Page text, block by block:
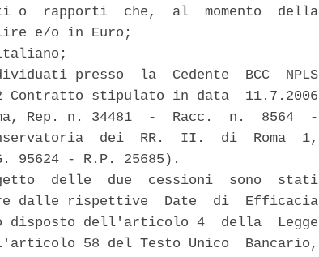
o  rapporti  che,  al  momento  della
e/o in Euro;
presso  la  Cedente  BCC  NPLS
Contratto stipulato in data  11.7.2006
Rep. n. 34481  -  Racc.  n.  8564  -
dei  RR.  II.  di  Roma  1,
95624 - R.P. 25685).
delle  due  cessioni  sono  stati
dalle rispettive  Date  di  Efficacia
disposto dell'articolo 4  della  Legge
58 del Testo Unico  Bancario,